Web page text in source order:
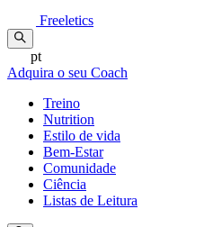
Freeletics
pt
Adquira o seu Coach
Treino
Nutrition
Estilo de vida
Bem-Estar
Comunidade
Ciência
Listas de Leitura